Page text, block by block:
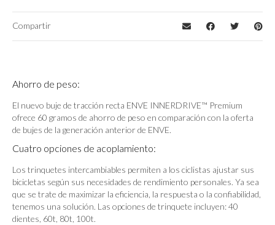
Compartir
Ahorro de peso:
El nuevo buje de tracción recta ENVE INNERDRIVE™ Premium
ofrece 60 gramos de ahorro de peso en comparación con la oferta
de bujes de la generación anterior de ENVE.
Cuatro opciones de acoplamiento:
Los trinquetes intercambiables permiten a los ciclistas ajustar sus
bicicletas según sus necesidades de rendimiento personales. Ya sea
que se trate de maximizar la eficiencia, la respuesta o la confiabilidad,
tenemos una solución. Las opciones de trinquete incluyen: 40
dientes, 60t, 80t, 100t.